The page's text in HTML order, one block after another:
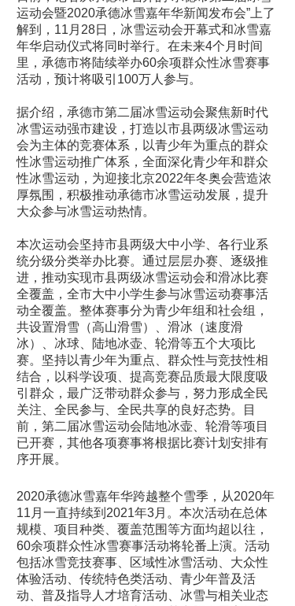
运动会暨2020承德冰雪嘉年华新闻发布会”上了
解到，11月28日，冰雪运动会开幕式和冰雪嘉
年华启动仪式将同时举行。在未来4个月时间
里，承德市将陆续举办60余项群众性冰雪赛事
活动，预计将吸引100万人参与。
据介绍，承德市第二届冰雪运动会聚焦新时代
冰雪运动强市建设，打造以市县两级冰雪运动
会为主体的竞赛体系，以青少年为重点的群众
性冰雪运动推广体系，全面深化青少年和群众
性冰雪运动，为迎接北京2022年冬奥会营造浓
厚氛围，积极推动承德市冰雪运动发展，提升
大众参与冰雪运动热情。
本次运动会坚持市县两级大中小学、各行业系
统分级分类举办比赛。通过层层办赛、逐级推
进，推动实现市县两级冰雪运动会和滑冰比赛
全覆盖，全市大中小学生参与冰雪运动赛事活
动全覆盖。整体赛事分为青少年组和社会组，
共设置滑雪（高山滑雪）、滑冰（速度滑
冰）、冰球、陆地冰壶、轮滑等五个大项比
赛。坚持以青少年为重点、群众性与竞技性相
结合，以科学设项、提高竞赛品质最大限度吸
引群众，最广泛带动群众参与，努力形成全民
关注、全民参与、全民共享的良好态势。目
前，第二届冰雪运动会陆地冰壶、轮滑等项目
已开赛，其他各项赛事将根据比赛计划安排有
序开展。
2020承德冰雪嘉年华跨越整个雪季，从2020年
11月一直持续到2021年3月。本次活动在总体
规模、项目种类、覆盖范围等方面均超以往，
60余项群众性冰雪赛事活动将轮番上演。活动
包括冰雪竞技赛事、区域性冰雪活动、大众性
体验活动、传统特色类活动、青少年普及活
动、普及指导人才培育活动、冰雪与相关业态